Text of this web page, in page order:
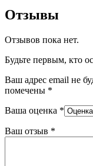
Отзывы
Отзывов пока нет.
Будьте первым, кто
Ваш адрес email не
помечены *
Ваша оценка *
Ваш отзыв *